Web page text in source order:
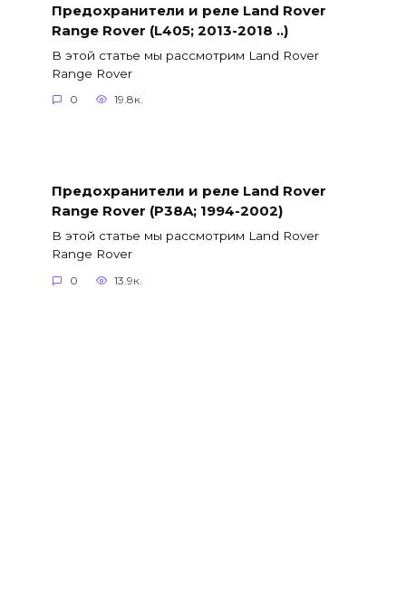
Предохранители и реле Land Rover
Range Rover (L405; 2013-2018 ..)
В этой статье мы рассмотрим Land Rover
Range Rover
0 19.8к.
Предохранители и реле Land Rover
Range Rover (P38A; 1994-2002)
В этой статье мы рассмотрим Land Rover
Range Rover
0 13.9к.